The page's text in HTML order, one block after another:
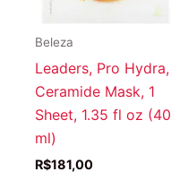
Beleza
Leaders, Pro Hydra,
Ceramide Mask, 1
Sheet, 1.35 fl oz (40
ml)
R$181,00